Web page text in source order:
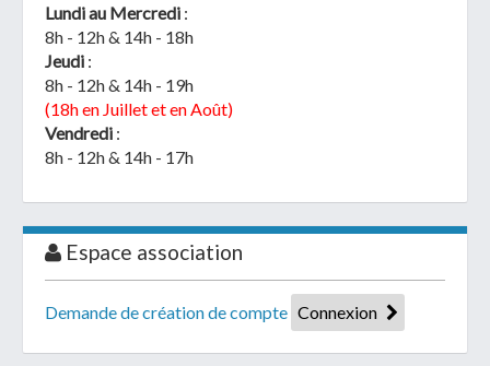
Lundi au Mercredi :
8h - 12h & 14h - 18h
Jeudi :
8h - 12h & 14h - 19h
(18h en Juillet et en Août)
Vendredi :
8h - 12h & 14h - 17h
Espace association
Demande de création de compte Connexion